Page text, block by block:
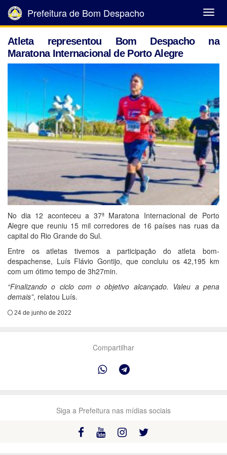
Abrir
Menu
Prefeitura de Bom Despacho
Atleta representou Bom Despacho na
Maratona Internacional de Porto Alegre
No dia 12 aconteceu a 37ª Maratona Internacional de Porto
Alegre que reuniu 15 mil corredores de 16 países nas ruas da
capital do Rio Grande do Sul.
Entre os atletas tivemos a participação do atleta bom-
despachense, Luís Flávio Gontijo, que concluiu os 42,195 km
com um ótimo tempo de 3h27min.
“Finalizando o ciclo com o objetivo alcançado. Valeu a pena
demais”, relatou Luís.
24 de junho de 2022
Compartilhar
Siga a Prefeitura nas mídias sociais